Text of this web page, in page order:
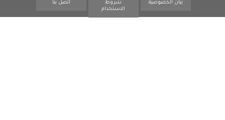
بيان الخصوصية
شروط
الاستخدام
اتصل بنا